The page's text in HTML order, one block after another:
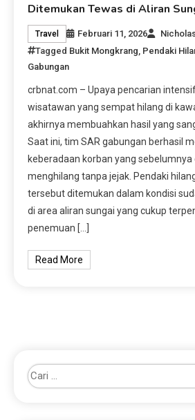
Ditemukan Tewas di Aliran
Travel Februari 11, 2026
Tagged Bukit Mongkrang Pendaki
Gabungan
crbnat.com – Upaya pencarian
wisatawan yang sempat hilang di
akhirnya membuahkan hasil yang
Saat ini, tim SAR gabungan berhasil
keberadaan korban yang sebelumnya
menghilang tanpa jejak. Pendaki
tersebut ditemukan dalam kondisi
di area aliran sungai yang cukup
penemuan […]
Read More